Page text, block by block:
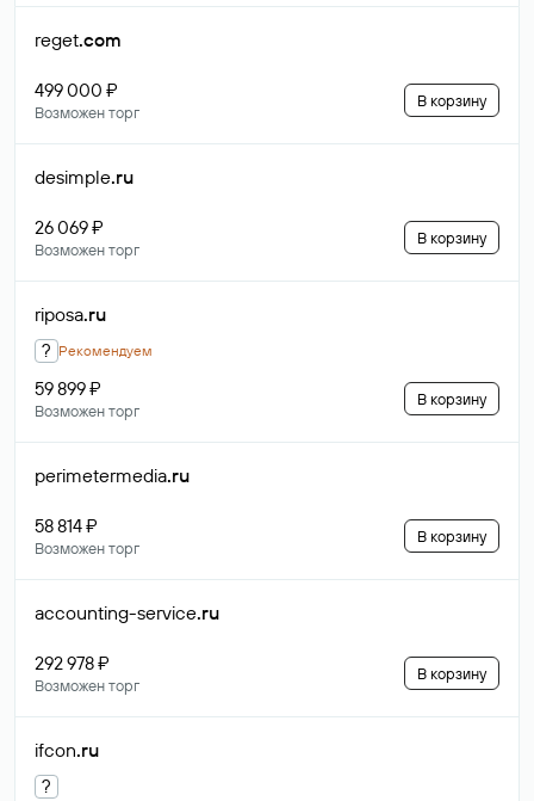
reget.com
499 000 ₽
Возможен торг
В корзину
desimple.ru
26 069 ₽
Возможен торг
В корзину
riposa.ru
? Рекомендуем
59 899 ₽
Возможен торг
В корзину
perimetermedia.ru
58 814 ₽
Возможен торг
В корзину
accounting-service.ru
292 978 ₽
Возможен торг
В корзину
ifcon.ru
?